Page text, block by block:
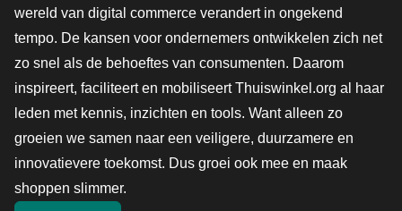
wereld van digital commerce verandert in ongekend
tempo. De kansen voor ondernemers ontwikkelen zich net
zo snel als de behoeftes van consumenten. Daarom
inspireert, faciliteert en mobiliseert Thuiswinkel.org al haar
leden met kennis, inzichten en tools. Want alleen zo
groeien we samen naar een veiligere, duurzamere en
innovatievere toekomst. Dus groei ook mee en maak
shoppen slimmer.